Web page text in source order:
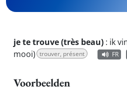
je te trouve (très beau) : ik
mooi) trouver, présent FR
Voorbeelden